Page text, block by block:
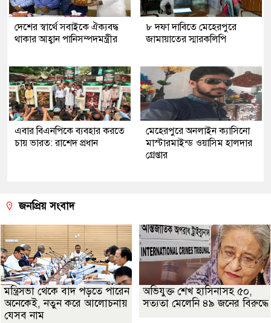
দেশের স্বার্থে সবাইকে ঐক্যবদ্ধ
থাকার আহ্বান পানিসম্পদমন্ত্রীর
৮ দফা দাবিতে মেহেরপুরে
জামায়াতের স্মারকলিপি
এবার বিএনপিকে ব্যবহার করতে
চায় ভারত: রাশেদ প্রধান
মেহেরপুরে অনলাইন ক্যাসিনো
মাস্টারমাইন্ড ওয়াসিম হালদার
গ্রেপ্তার
জনপ্রিয় সংবাদ
মন্ত্রিসভা থেকে বাদ পড়তে পারেন
অনেকেই, নতুন করে আলোচনায়
যেসব নাম
অভিযুক্ত শেখ হাসিনাসহ ৫০,
সত্যতা মেলেনি ৪৯ জনের বিরুদ্ধে